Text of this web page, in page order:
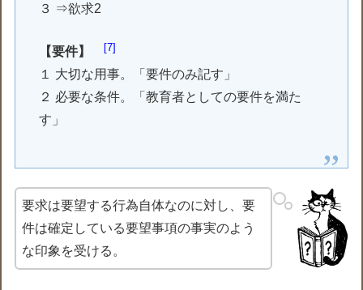
３ ⇒欲求2
【要件】 7
１ 大切な用事。「要件のみ記す」
２ 必要な条件。「教育者としての要件を満た
す」
要求は要望する行為自体なのに対し、要
件は確定している要望事項の事実のよう
な印象を受ける。